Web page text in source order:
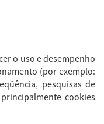
o uso e desempenho
(por exemplo:
pesquisas de
cookies